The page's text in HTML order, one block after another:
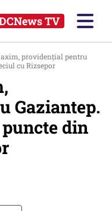
TV
providențial pentru
cu Rizsepor
Gaziantep.
din